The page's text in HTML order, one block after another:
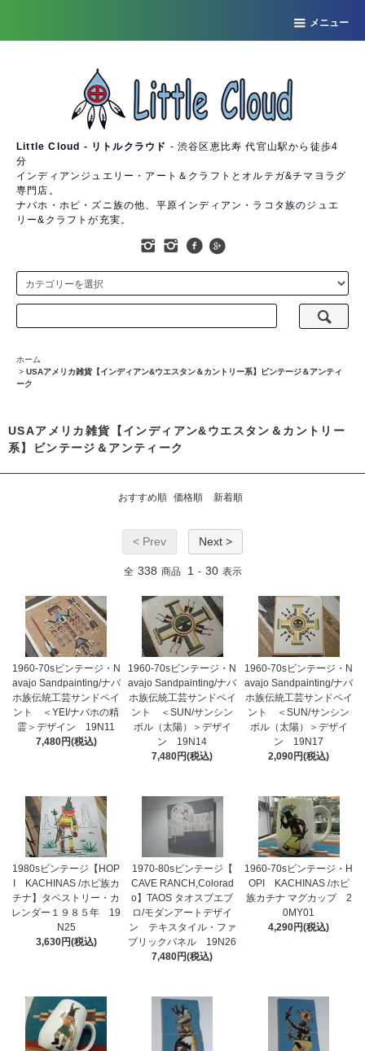
メニュー
Little Cloud - リトルクラウド - 渋谷区恵比寿 代官山駅から徒歩4
分
インディアンジュエリー・アート＆クラフトとオルテガ&チマヨラグ
専門店。
ナバホ・ホピ・ズニ族の他、平原インディアン・ラコタ族のジュエ
リー&クラフトが充実。
ホーム
> USAアメリカ雑貨【インディアン&ウエスタン＆カントリー系】ビンテージ＆アンティ
ーク
USAアメリカ雑貨【インディアン&ウエスタン＆カントリー
系】ビンテージ＆アンティーク
おすすめ順 価格順 新着順
< Prev Next >
全 338 商品 1 - 30 表示
1960-70sビンテージ・N
avajo Sandpainting/ナバ
ホ族伝統工芸サンドペイ
ント ＜YEI/ナバホの精
霊＞デザイン 19N11
7,480円(税込)
1960-70sビンテージ・N
avajo Sandpainting/ナバ
ホ族伝統工芸サンドペイ
ント ＜SUN/サンシン
ボル（太陽）＞デザイ
ン 19N14
7,480円(税込)
1960-70sビンテージ・N
avajo Sandpainting/ナバ
ホ族伝統工芸サンドペイ
ント ＜SUN/サンシン
ボル（太陽）＞デザイ
ン 19N17
2,090円(税込)
1980sビンテージ【HOP
I KACHINAS /ホピ族カ
チナ】タペストリー・カ
レンダー１９８５年 19
N25
3,630円(税込)
1970-80sビンテージ【
CAVE RANCH,Colorad
o】TAOS タオスプエブ
ロ/モダンアートデザイ
ン テキスタイル・ファ
ブリックパネル 19N26
7,480円(税込)
1960-70sビンテージ・H
OPI KACHINAS /ホピ
族カチナ マグカップ 2
0MY01
4,290円(税込)